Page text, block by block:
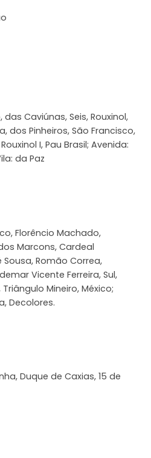
das Caviúnas, Seis, Rouxinol,
dos Pinheiros, São Francisco,
I, Pau Brasil; Avenida:
da Paz
Florêncio Machado,
Marcons, Cardeal
Sousa, Romão Correa,
Vicente Ferreira, Sul,
Mineiro, México;
Decolores.
Duque de Caxias, 15 de